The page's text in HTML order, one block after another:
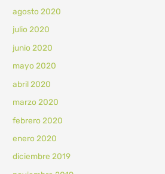
agosto 2020
julio 2020
junio 2020
mayo 2020
abril 2020
marzo 2020
febrero 2020
enero 2020
diciembre 2019